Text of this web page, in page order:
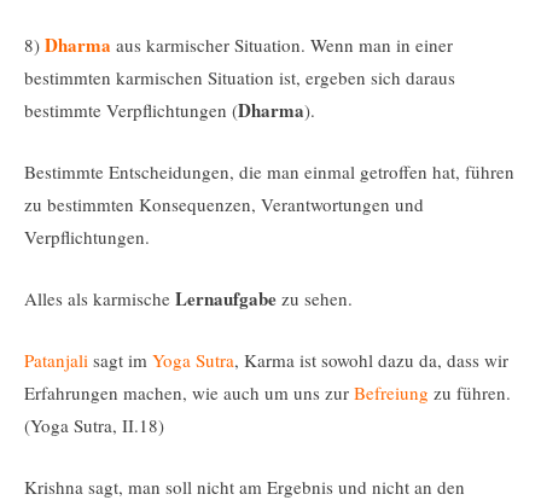
8) Dharma aus karmischer Situation. Wenn man in einer
bestimmten karmischen Situation ist, ergeben sich daraus
bestimmte Verpflichtungen (Dharma).
Bestimmte Entscheidungen, die man einmal getroffen hat, führen
zu bestimmten Konsequenzen, Verantwortungen und
Verpflichtungen.
Alles als karmische Lernaufgabe zu sehen.
Patanjali sagt im Yoga Sutra, Karma ist sowohl dazu da, dass wir
Erfahrungen machen, wie auch um uns zur Befreiung zu führen.
(Yoga Sutra, II.18)
Krishna sagt, man soll nicht am Ergebnis und nicht an den